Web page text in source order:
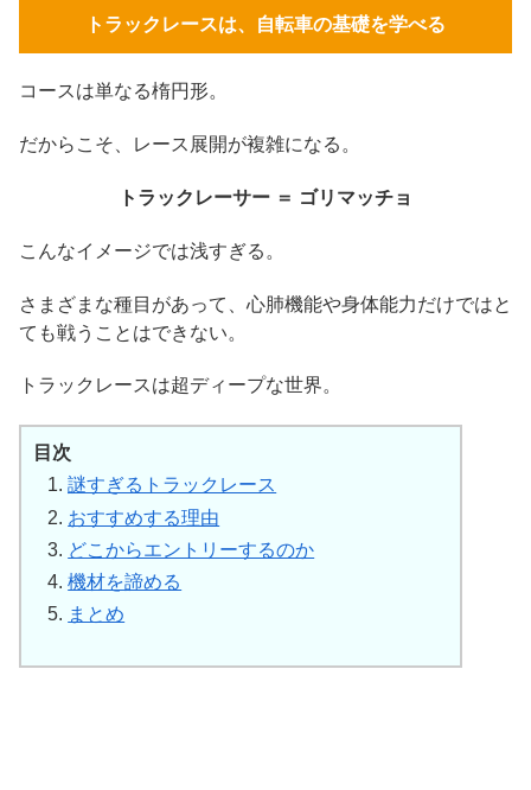
トラックレースは、自転車の基礎を学べる
コースは単なる楕円形。
だからこそ、レース展開が複雑になる。
トラックレーサー ＝ ゴリマッチョ
こんなイメージでは浅すぎる。
さまざまな種目があって、心肺機能や身体能力だけではと
ても戦うことはできない。
トラックレースは超ディープな世界。
目次
謎すぎるトラックレース
おすすめする理由
どこからエントリーするのか
機材を諦める
まとめ